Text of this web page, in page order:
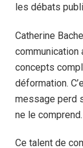
les débats
Catherine
communication
concepts
déformation.
message perd
ne le
Ce talent de